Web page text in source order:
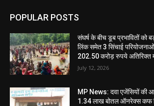
POPULAR POSTS
संघर्ष के बीच डूब प्रभावितों को
लिंक समेत 3 सिंचाई
202.50 करोड़ रुपये अतिरिक्त
July 12, 2026
MP News: दवा एजेंसियों की
1.34 लाख बोतल ऑनरेक्स कफ